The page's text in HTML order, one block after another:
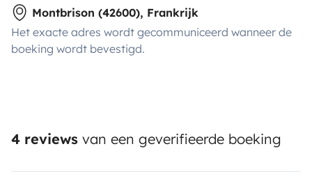
Montbrison (42600), Frankrijk
Het exacte adres wordt gecommuniceerd wanneer de
boeking wordt bevestigd.
4 reviews van een geverifieerde boeking